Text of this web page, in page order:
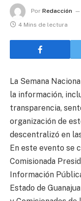
Por Redacción
4 Mins de lectura
La Semana
la información,
transparencia,
organización de
descentralizó en
En este evento se
Comisionada
Información
Estado de